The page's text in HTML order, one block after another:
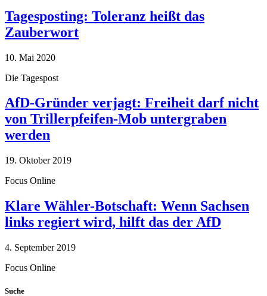
Tagesposting: Toleranz heißt das
Zauberwort
10. Mai 2020
Die Tagespost
AfD-Gründer verjagt: Freiheit darf nicht
von Trillerpfeifen-Mob untergraben
werden
19. Oktober 2019
Focus Online
Klare Wähler-Botschaft: Wenn Sachsen
links regiert wird, hilft das der AfD
4. September 2019
Focus Online
Suche